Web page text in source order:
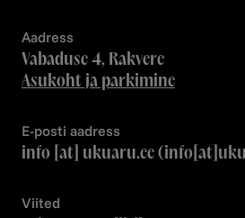
Aadress
Vabaduse 4, Rakvere
Asukoht ja parkimine
E-posti aadress
info [at] ukuaru.ee
Viited